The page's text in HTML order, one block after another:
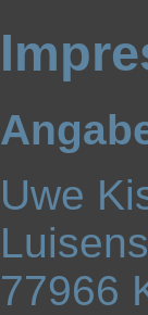
Uwe
77966